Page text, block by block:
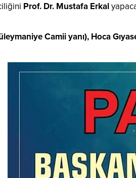
Prof. Dr. Mustafa Erkal
Camii yanı), Hoca